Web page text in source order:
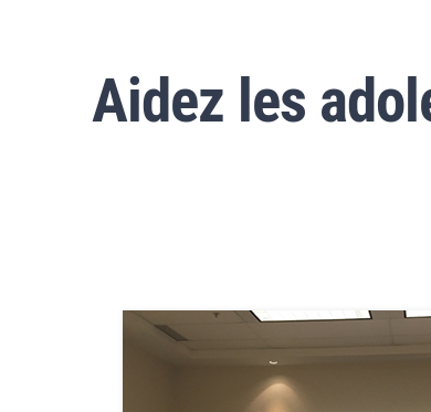
Aidez les